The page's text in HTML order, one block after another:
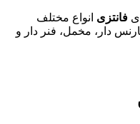
فانتزی انواع مختلف
دار، مخمل، فنر دار و